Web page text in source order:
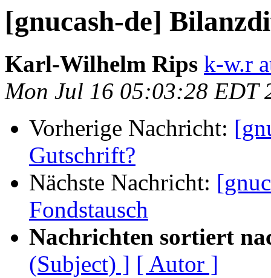
[gnucash-de]
Karl-Wilhelm Rips k-w.r
Mon Jul 16 05:03:28 EDT
Vorherige Nachricht:
Gutschrift?
Nächste Nachricht:
Fondstausch
Nachrichten sortiert
(Subject) ] [ Autor ]